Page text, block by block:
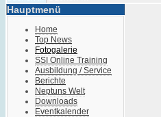
Hauptmenü
Home
Top News
Fotogalerie
SSI Online Training
Ausbildung / Service
Berichte
Neptuns Welt
Downloads
Eventkalender